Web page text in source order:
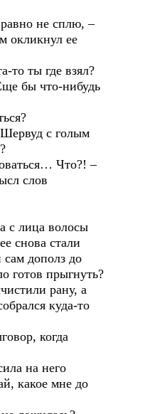
не сплю, –
окликнул ее
то ты где взял?
бы что-нибудь
с голым
Что?! –
слов
с лица волосы
снова стали
дополз до
готов прыгнуть?
рану, а
куда-то
когда
на него
какое мне до